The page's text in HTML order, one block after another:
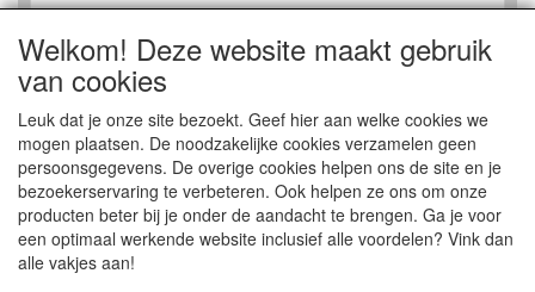
LINK PAGINA
Gastenboek RC-POINT
Kijkje in de Winkel
Welkom! Deze website maakt gebruik
van cookies
Leuk dat je onze site bezoekt. Geef hier aan welke cookies we
mogen plaatsen. De noodzakelijke cookies verzamelen geen
persoonsgegevens. De overige cookies helpen ons de site en je
bezoekerservaring te verbeteren. Ook helpen ze ons om onze
producten beter bij je onder de aandacht te brengen. Ga je voor
een optimaal werkende website inclusief alle voordelen? Vink dan
alle vakjes aan!